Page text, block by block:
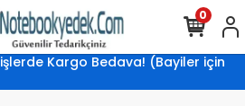
Kargo Bedava! (Bayiler için
0